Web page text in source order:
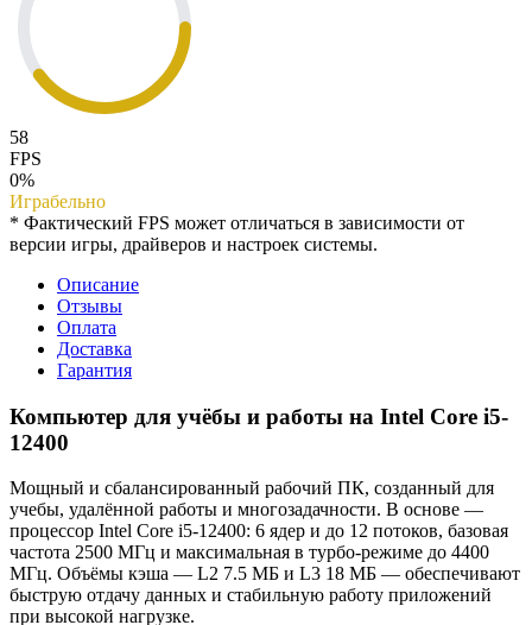
58
FPS
0%
Играбельно
* Фактический FPS может отличаться в зависимости от
версии игры, драйверов и настроек системы.
Описание
Отзывы
Оплата
Доставка
Гарантия
Компьютер для учёбы и работы на Intel Core i5-
12400
Мощный и сбалансированный рабочий ПК, созданный для
учебы, удалённой работы и многозадачности. В основе —
процессор Intel Core i5-12400: 6 ядер и до 12 потоков, базовая
частота 2500 МГц и максимальная в турбо-режиме до 4400
МГц. Объёмы кэша — L2 7.5 МБ и L3 18 МБ — обеспечивают
быструю отдачу данных и стабильную работу приложений
при высокой нагрузке.